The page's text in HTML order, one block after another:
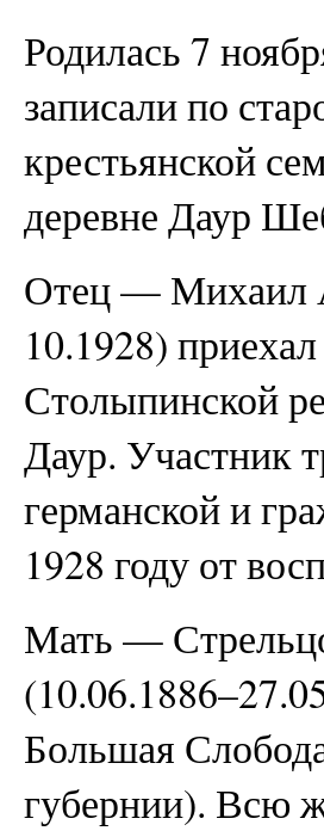
Родилась 7
записали по
крестьянской
деревне Даур
Отец — Михаил
10.1928)
Столыпинской
Даур. Участник
германской и
1928 году от
Мать —
Большая
губернии). Всю